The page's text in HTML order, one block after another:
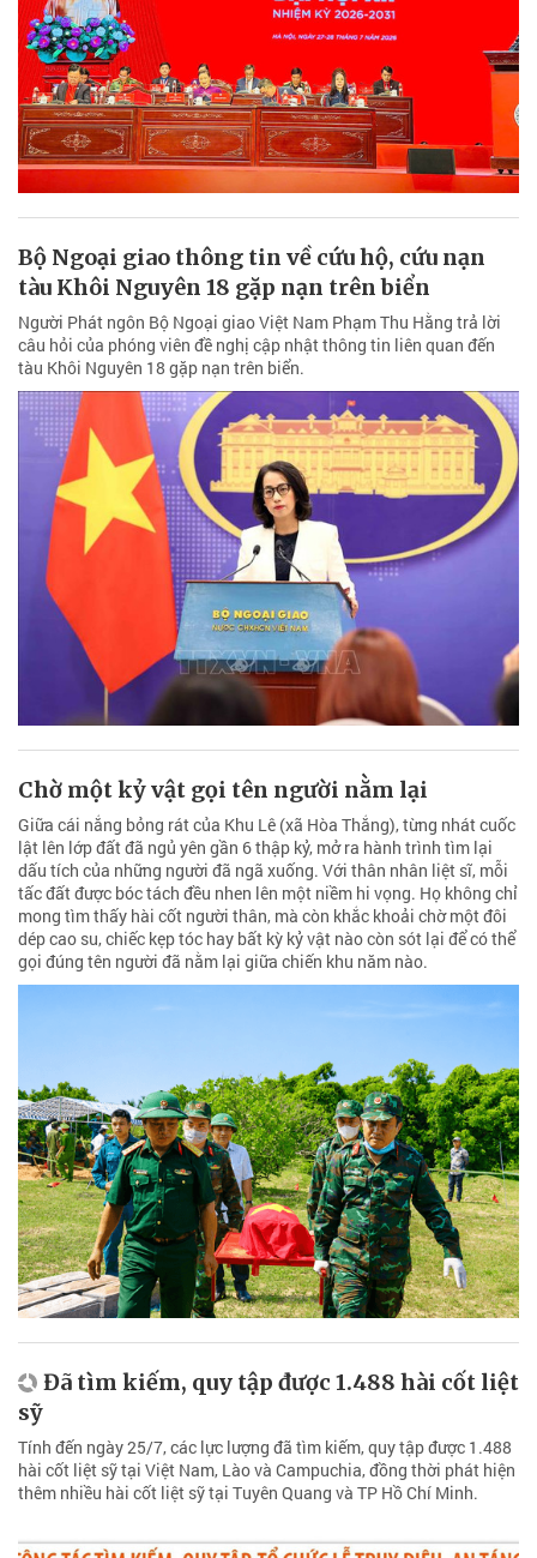
Bộ Ngoại giao thông tin về cứu hộ, cứu nạn
tàu Khôi Nguyên 18 gặp nạn trên biển
Người Phát ngôn Bộ Ngoại giao Việt Nam Phạm Thu Hằng trả lời
câu hỏi của phóng viên đề nghị cập nhật thông tin liên quan đến
tàu Khôi Nguyên 18 gặp nạn trên biển.
Chờ một kỷ vật gọi tên người nằm lại
Giữa cái nắng bỏng rát của Khu Lê (xã Hòa Thắng), từng nhát cuốc
lật lên lớp đất đã ngủ yên gần 6 thập kỷ, mở ra hành trình tìm lại
dấu tích của những người đã ngã xuống. Với thân nhân liệt sĩ, mỗi
tấc đất được bóc tách đều nhen lên một niềm hi vọng. Họ không chỉ
mong tìm thấy hài cốt người thân, mà còn khắc khoải chờ một đôi
dép cao su, chiếc kẹp tóc hay bất kỳ kỷ vật nào còn sót lại để có thể
gọi đúng tên người đã nằm lại giữa chiến khu năm nào.
Đã tìm kiếm, quy tập được 1.488 hài cốt liệt
sỹ
Tính đến ngày 25/7, các lực lượng đã tìm kiếm, quy tập được 1.488
hài cốt liệt sỹ tại Việt Nam, Lào và Campuchia, đồng thời phát hiện
thêm nhiều hài cốt liệt sỹ tại Tuyên Quang và TP Hồ Chí Minh.